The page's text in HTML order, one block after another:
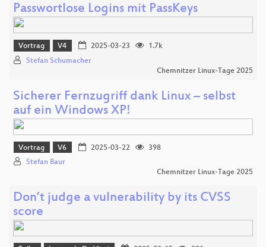
Passwortlose Logins mit PassKeys
Vortrag V4 2025-03-23
1.7k
Stefan Schumacher
Chemnitzer Linux-Tage 2025
Sicherer Fernzugriff dank Linux – selbst
auf ein Windows XP!
Vortrag V6 2025-03-22
398
Stefan Baur
Chemnitzer Linux-Tage 2025
Don’t judge a vulnerability by its CVSS
score